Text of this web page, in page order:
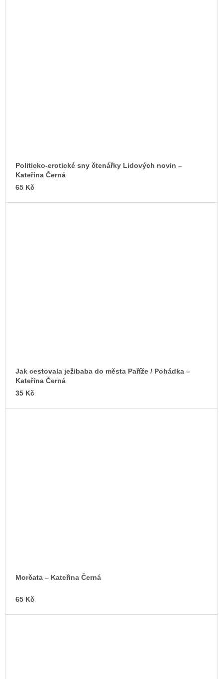
Politicko-erotické sny čtenářky Lidových novin –
Kateřina Černá
65 Kč
Jak cestovala ježibaba do města Paříže / Pohádka –
Kateřina Černá
35 Kč
Morčata – Kateřina Černá
65 Kč